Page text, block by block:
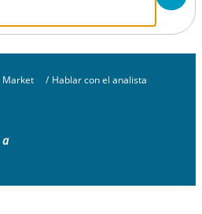
Market / Hablar con el analista